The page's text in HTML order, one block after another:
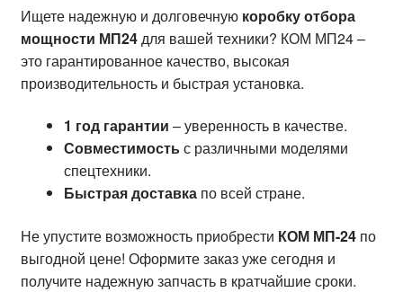
Ищете надежную и долговечную коробку отбора
мощности МП24для вашей техники? КОМ МП24 –
это гарантированное качество, высокая
производительность и быстрая установка.
1 год гарантии – уверенность в качестве.
Совместимостьс различными моделями
спецтехники.
Быстрая доставкапо всей стране.
Не упустите возможность приобрести КОМ МП-24по
выгодной цене! Оформите заказ уже сегодня и
получите надежную запчасть в кратчайшие сроки.